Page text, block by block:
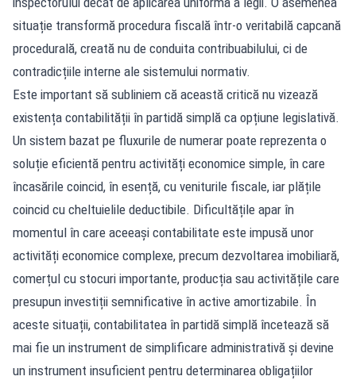
situație transformă procedura fiscală într-o veritabilă capcană
procedurală, creată nu de conduita contribuabilului, ci de
contradicțiile interne ale sistemului normativ.
Este important să subliniem că această critică nu vizează
existența contabilității în partidă simplă ca opțiune legislativă.
Un sistem bazat pe fluxurile de numerar poate reprezenta o
soluție eficientă pentru activități economice simple, în care
încasările coincid, în esență, cu veniturile fiscale, iar plățile
coincid cu cheltuielile deductibile. Dificultățile apar în
momentul în care aceeași contabilitate este impusă unor
activități economice complexe, precum dezvoltarea imobiliară,
comerțul cu stocuri importante, producția sau activitățile care
presupun investiții semnificative în active amortizabile. În
aceste situații, contabilitatea în partidă simplă încetează să
mai fie un instrument de simplificare administrativă și devine
un instrument insuficient pentru determinarea obligațiilor